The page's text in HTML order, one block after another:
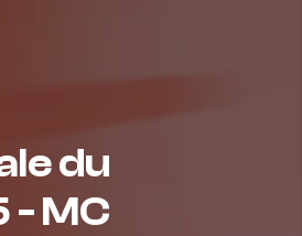
du
- MC